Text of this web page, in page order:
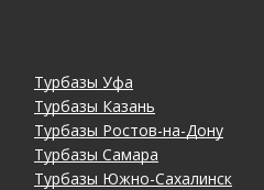
Турбазы Уфа
Турбазы Казань
Турбазы Ростов-на-Дону
Турбазы Самара
Турбазы Южно-Сахалинск